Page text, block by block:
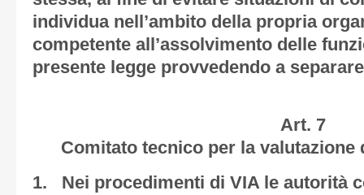
individua nell’ambito della propria
competente all’assolvimento delle
presente legge provvedendo a
Art. 7
Comitato tecnico per la valutazione
1. Nei procedimenti di VIA le autorità